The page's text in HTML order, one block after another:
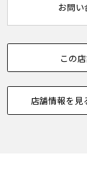
お問
この
店舗情報を見